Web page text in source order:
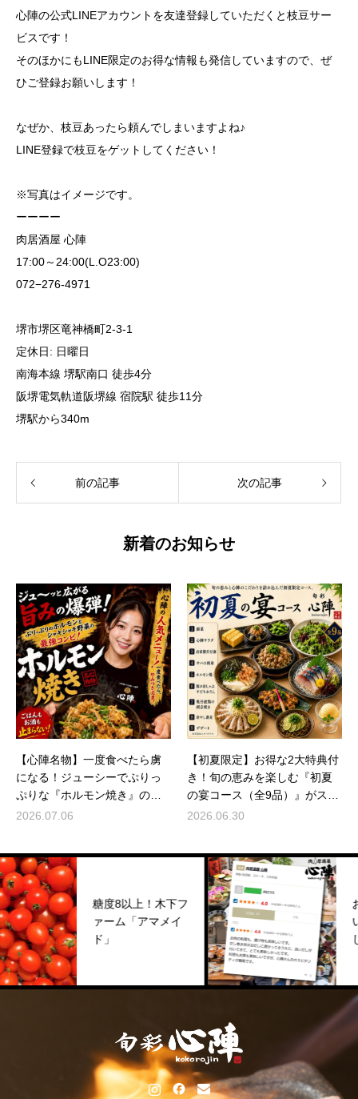
心陣の公式LINEアカウントを友達登録していただくと枝豆サー
ビスです！
そのほかにもLINE限定のお得な情報も発信していますので、ぜ
ひご登録お願いします！
なぜか、枝豆あったら頼んでしまいますよね♪
LINE登録で枝豆をゲットしてください！
※写真はイメージです。
ーーーー
肉居酒屋 心陣
17:00～24:00(L.O23:00)
072−276-4971
堺市堺区竜神橋町2-3-1
定休日: 日曜日
南海本線 堺駅南口 徒歩4分
阪堺電気軌道阪堺線 宿院駅 徒歩11分
堺駅から340m
前の記事 次の記事
新着のお知らせ
【心陣名物】一度食べたら虜
になる！ジューシーでぷりっ
ぷりな『ホルモン焼き』のご
紹介🔥お酒もご飯も止まらな
2026.07.06
【初夏限定】お得な2大特典付
き！旬の恵みを楽しむ『初夏
の宴コース（全9品）』がスタ
ート！【ご宴会・お集まり
2026.06.30
糖度8以上！木下フ
ァーム「アマメイ
ド」
お客
い口
した